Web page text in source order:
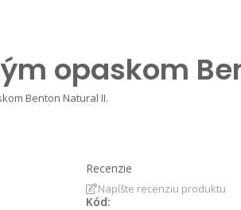
opaskom
Benton Natural II.
Recenzie
Napíšte recenziu produktu
Kód: